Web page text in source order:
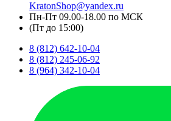
KratonShop@yandex.ru
Пн-Пт 09.00-18.00 по МСК
(Пт до 15:00)
8 (812) 642-10-04
8 (812) 245-06-92
8 (964) 342-10-04